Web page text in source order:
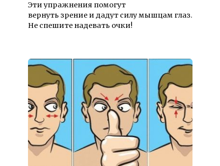
Эти упражнения помогут
вернуть зрение и дадут силу мышцам глаз.
Не спешите надевать очки!